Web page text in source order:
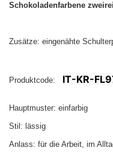
Schokoladenfarbene
Zusätze: eingenähte
Produktcode: IT-KR-
Hauptmuster: einfarbig
Stil: lässig
Anlass: für die Arbeit, im